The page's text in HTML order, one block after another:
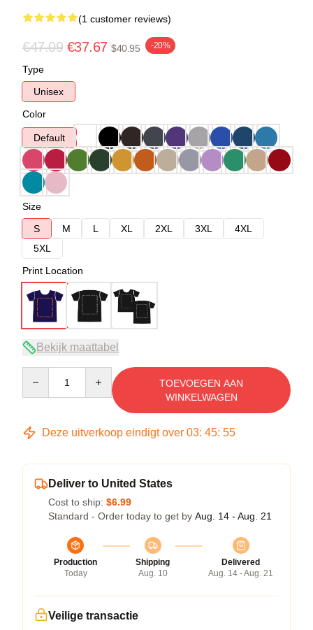
(1 customer reviews)
€47.09 €37.67 $40.95 -20%
Type
Unisex
Color
Default
Size
S
M L XL 2XL 3XL
4XL
5XL
Print Location
Bekijk maattabel
TOEVOEGEN AAN
WINKELWAGEN
Deze uitverkoop eindigt over 03: 45: 54
Deliver to United States
Cost to ship: $6.99
Standard - Order today to get by Aug. 14 - Aug. 21
Production
Today
Shipping
Aug. 10
Delivered
Aug. 14 - Aug. 21
Veilige transactie